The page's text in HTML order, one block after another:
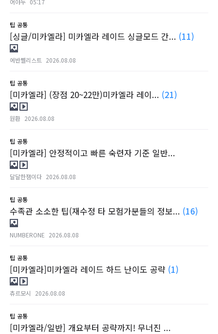
어야누 05:17
팁 공통
[싱글/미카엘라] 미카엘라 레이드 싱글모드 간... (11)
에반쩰리스트 2026.08.08
팁 공통
[미카엘라] (장점 20~22만)미카엘라 레이... (21)
원환 2026.08.08
팁 공통
[미카엘라] 안정적이고 빠른 숙련자 기준 일반...
달달한잼이다 2026.08.08
팁 공통
수족관 소소한 팁(재수정 타 모험가분들의 정보... (16)
NUMBERONE 2026.08.08
팁 공통
[미카엘라]미카엘라 레이드 하드 난이도 공략 (1)
츄르모시 2026.08.08
팁 공통
[미카엘라/일반] 개요부터 공략까지! 무너진 ...